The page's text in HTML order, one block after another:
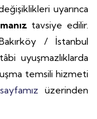
uyarınca
tavsiye edilir.
/ İstanbul
uyuşmazlıklarda
temsili hizmeti
üzerinden